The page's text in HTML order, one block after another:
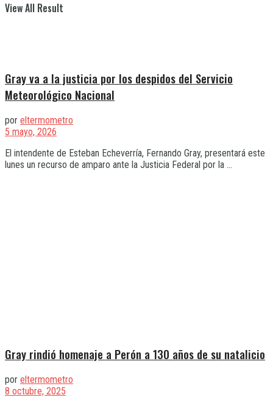
View All Result
Gray va a la justicia por los despidos del Servicio
Meteorológico Nacional
por eltermometro
5 mayo, 2026
El intendente de Esteban Echeverría, Fernando Gray, presentará este
lunes un recurso de amparo ante la Justicia Federal por la ...
Gray rindió homenaje a Perón a 130 años de su natalicio
por eltermometro
8 octubre, 2025